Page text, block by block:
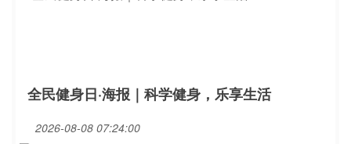
全民健身日·海报｜科学健身，乐享生活
2026-08-08 07:24:00